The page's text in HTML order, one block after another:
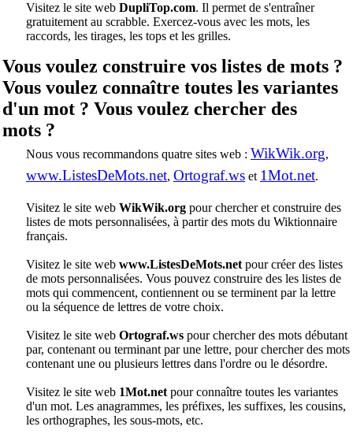
Visitez le site web DupliTop.com. Il permet de s'entraîner
gratuitement au scrabble. Exercez-vous avec les mots, les
raccords, les tirages, les tops et les grilles.
Vous voulez construire vos listes de mots ?
Vous voulez connaître toutes les variantes
d'un mot ? Vous voulez chercher des
mots ?
Nous vous recommandons quatre sites web : WikWik.org,
www.ListesDeMots.net, Ortograf.ws et 1Mot.net.
Visitez le site web WikWik.org pour chercher et construire des
listes de mots personnalisées, à partir des mots du Wiktionnaire
français.
Visitez le site web www.ListesDeMots.net pour créer des listes
de mots personnalisées. Vous pouvez construire des les listes de
mots qui commencent, contiennent ou se terminent par la lettre
ou la séquence de lettres de votre choix.
Visitez le site web Ortograf.ws pour chercher des mots débutant
par, contenant ou terminant par une lettre, pour chercher des mots
contenant une ou plusieurs lettres dans l'ordre ou le désordre.
Visitez le site web 1Mot.net pour connaître toutes les variantes
d'un mot. Les anagrammes, les préfixes, les suffixes, les cousins,
les orthographes, les sous-mots, etc.